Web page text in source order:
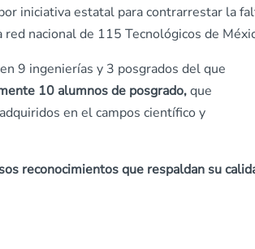
iniciativa estatal para contrarrestar la
nacional de 115 Tecnológicos de
9 ingenierías y 3 posgrados del que
10 alumnos de posgrado,que
en el campos científico y
reconocimientos que respaldan su